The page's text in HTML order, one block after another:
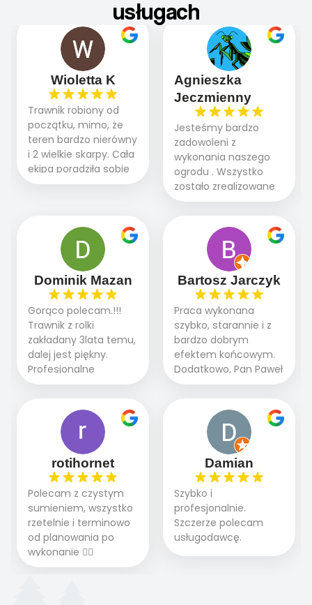
usługach
Wioletta K
Trawnik robiony od
początku, mimo, że
teren bardzo nierówny
i 2 wielkie skarpy. Cała
ekipa poradziła sobie
WSPANIALE od
panowie wiedzą co
robią. Wszystko poszło
sprawnie i szybko.
Doradztwo w
pielęgnacji trawnika
teraz i na późniejszym
etapie jest dużym
plusem. Teraz razem
z dzieckiem i małym
pieskiem cieszymy się
pięknym trawnikiem :)
A trawa robi efekt
Agnieszka
Jeczmienny
Jesteśmy bardzo
zadowoleni z
wykonania naszego
ogrodu . Wszystko
zostało zrealizowane
fachowo, rzetelnie i
oczekiwaniami. Prace
przebiegały sprawnie
dzięki temu,że firma
działa kompleksowo :
ogrodnictwo,nawodnienie,
brukarstwo.Efekt
końcowy przerósł
nasze oczekiwania.
Polecamy tę firmę
wszystkim , którzy
marzą o pięknym
Dominik Mazan
Gorąco polecam.!!!
Trawnik z rolki
zakładany 3lata temu,
dalej jest piękny.
Profesjonalne
podejście do pracy,
2 zlecenia na rolkę.
Polecam.
Bartosz Jarczyk
Praca wykonana
szybko, starannie i z
bardzo dobrym
efektem końcowym.
Dodatkowo, Pan Paweł
chętnie udziela porad
rotihornet
Polecam z czystym
sumieniem, wszystko
rzetelnie i terminowo
od planowania po
wykonanie 👍🏻
Damian
Szybko i
profesjonalnie.
Szczerze polecam
usługodawcę.